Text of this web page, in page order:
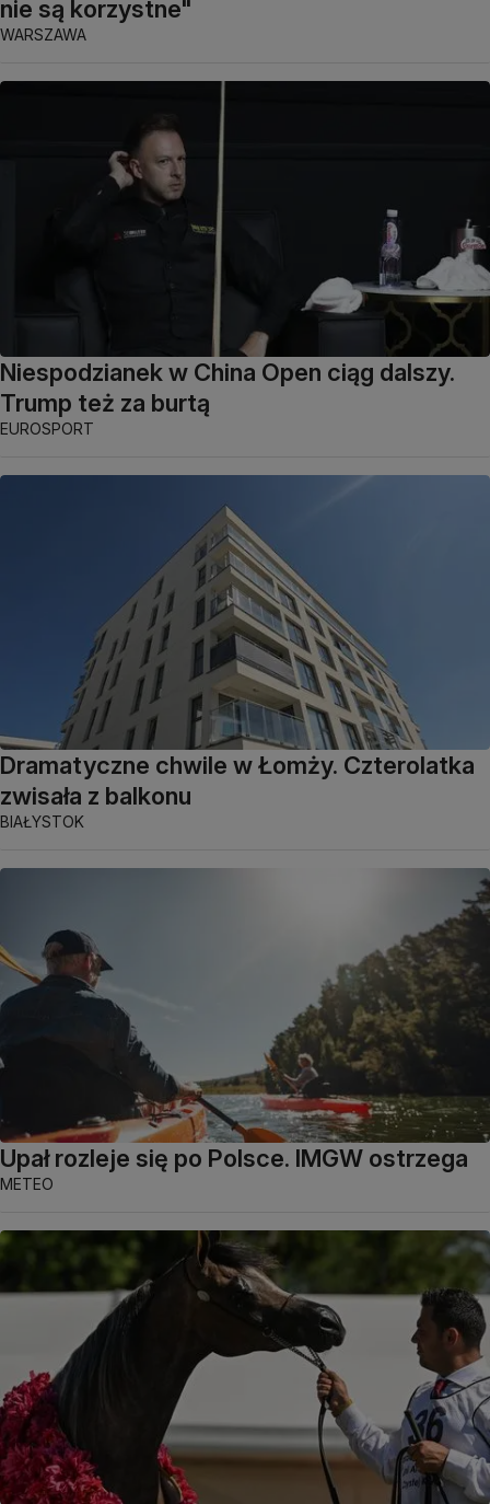
nie są korzystne"
WARSZAWA
Niespodzianek w China Open ciąg dalszy.
Trump też za burtą
EUROSPORT
Dramatyczne chwile w Łomży. Czterolatka
zwisała z balkonu
BIAŁYSTOK
Upał rozleje się po Polsce. IMGW ostrzega
METEO